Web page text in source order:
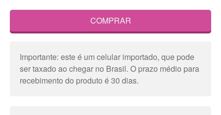
COMPRAR
Importante: este é um celular importado, que pode
ser taxado ao chegar no Brasil. O prazo médio para
recebimento do produto é 30 dias.